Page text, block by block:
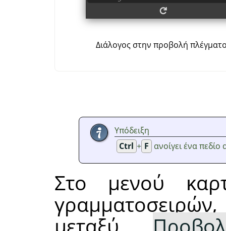
Διάλογος στην προβολή
Υπόδειξη
Ctrl + F ανοίγει ένα
Στο μενού